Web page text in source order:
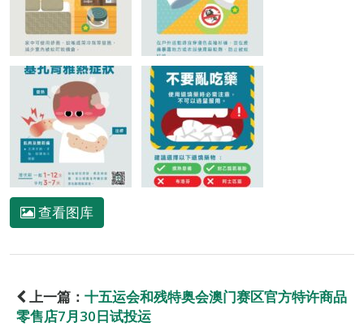
查看图库
上一篇： 十五运会和残特奥会澳门赛区官方特许商品
零售店7月30日试投运